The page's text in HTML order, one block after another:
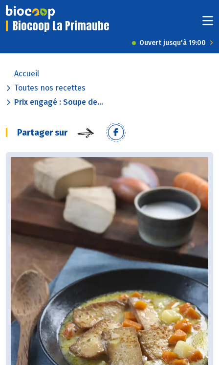
Biocoop La Primaube
Ouvert jusqu'à 19:00
Accueil
Toutes nos recettes
Prix engagé : Soupe de...
Partager sur